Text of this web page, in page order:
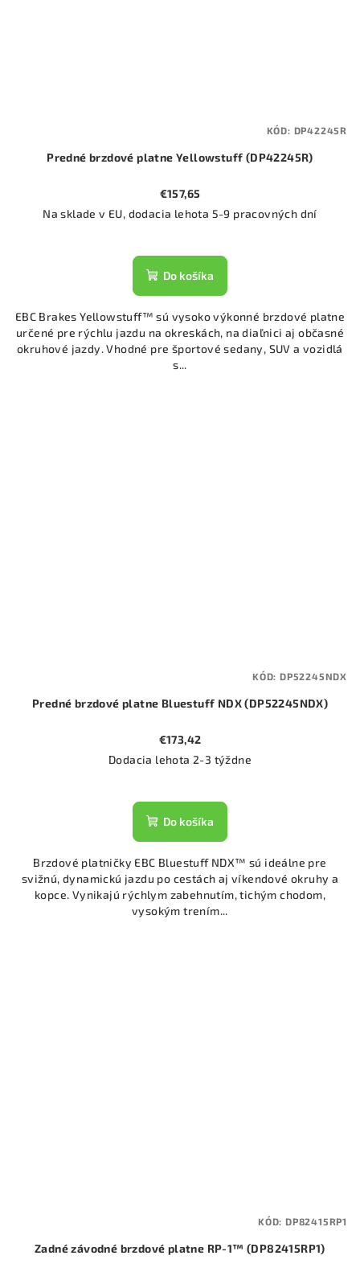
Predné brzdové platne Yellowstuff (DP42245R)
€157,65
Na sklade v EU, dodacia lehota 5-9 pracovných dní
Do košíka
EBC Brakes Yellowstuff™ sú vysoko výkonné brzdové platne
určené pre rýchlu jazdu na okreskách, na diaľnici aj občasné
okruhové jazdy. Vhodné pre športové sedany, SUV a vozidlá
s...
KÓD: DP42245R
Predné brzdové platne Bluestuff NDX (DP52245NDX)
€173,42
Dodacia lehota 2-3 týždne
Do košíka
Brzdové platničky EBC Bluestuff NDX™ sú ideálne pre
svižnú, dynamickú jazdu po cestách aj víkendové okruhy a
kopce. Vynikajú rýchlym zabehnutím, tichým chodom,
vysokým trením...
KÓD: DP52245NDX
Zadné závodné brzdové platne RP-1™ (DP82415RP1)
KÓD: DP82415RP1